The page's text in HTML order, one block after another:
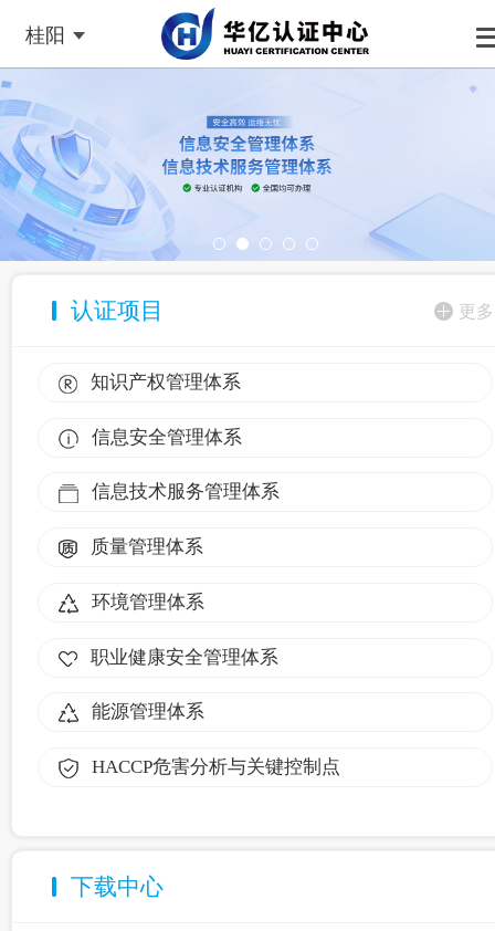
桂阳
认证项目 更多
知识产权管理体系
信息安全管理体系
信息技术服务管理体系
质量管理体系
环境管理体系
职业健康安全管理体系
能源管理体系
HACCP危害分析与关键控制点
下载中心